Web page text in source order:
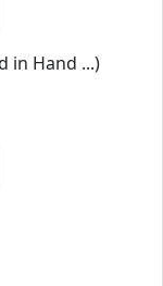
in Hand ...)